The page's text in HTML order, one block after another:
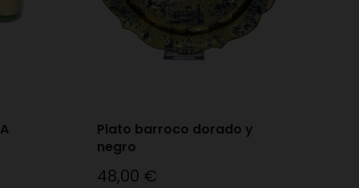
Plato barroco dorado y
negro
Precio
48,00 €